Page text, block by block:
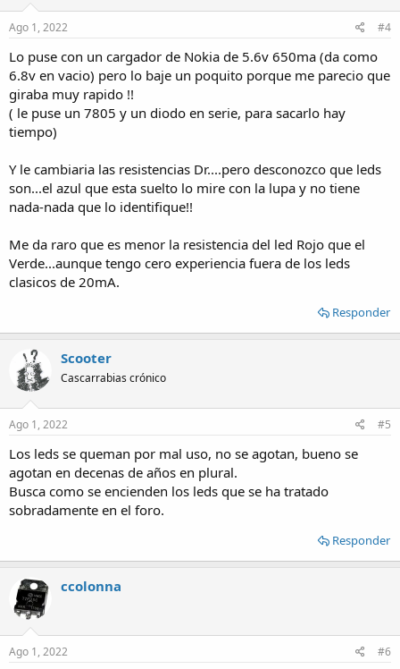
Ago 1, 2022 #4
Lo puse con un cargador de Nokia de 5.6v 650ma (da como
6.8v en vacio) pero lo baje un poquito porque me parecio que
giraba muy rapido !!
( le puse un 7805 y un diodo en serie, para sacarlo hay
tiempo)
Y le cambiaria las resistencias Dr....pero desconozco que leds
son...el azul que esta suelto lo mire con la lupa y no tiene
nada-nada que lo identifique!!
Me da raro que es menor la resistencia del led Rojo que el
Verde...aunque tengo cero experiencia fuera de los leds
clasicos de 20mA.
Responder
Scooter
Cascarrabias crónico
Ago 1, 2022 #5
Los leds se queman por mal uso, no se agotan, bueno se
agotan en decenas de años en plural.
Busca como se encienden los leds que se ha tratado
sobradamente en el foro.
Responder
ccolonna
Ago 1, 2022 #6